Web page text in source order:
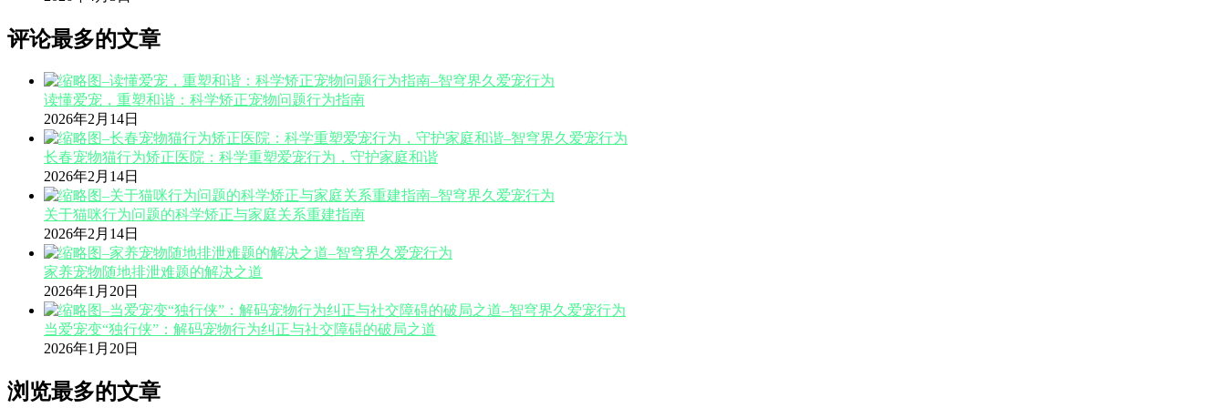
评论最多的文章
读懂爱宠，重塑和谐：科学矫正宠物问题行为指南
2026年2月14日
长春宠物猫行为矫正医院：科学重塑爱宠行为，守护家庭和谐
2026年2月14日
关于猫咪行为问题的科学矫正与家庭关系重建指南
2026年2月14日
家养宠物随地排泄难题的解决之道
2026年1月20日
当爱宠变“独行侠”：解码宠物行为纠正与社交障碍的破局之道
2026年1月20日
浏览最多的文章